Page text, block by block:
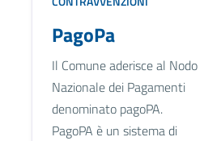
PagoPa
Il Comune aderisce al Nodo
Nazionale dei Pagamenti
denominato pagoPA.
PagoPA è un sistema di